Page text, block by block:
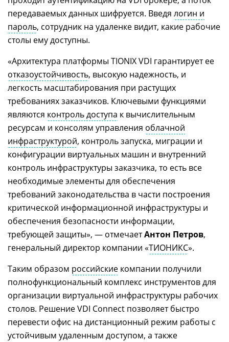
передаваемых данных шифруется. Введя логин и
пароль, сотрудник на удаленке видит, какие рабочие
столы ему доступны.
«Архитектура платформы TIONIX VDI гарантирует ее
отказоустойчивость, высокую надежность, и
легкость масштабирования при растущих
требованиях заказчиков. Ключевыми функциями
являются контроль доступа к вычислительным
ресурсам и консолям управления облачной
инфраструктурой, контроль запуска, миграции и
конфигурации виртуальных машин и внутренний
контроль инфраструктуры заказчика, то есть все
необходимые элементы для обеспечения
требований законодательства в части построения
критической информационной инфраструктуры и
обеспечения безопасности информации,
требующей защиты», — отмечаетАнтон Петров,
генеральный директор компании «ТИОНИКС».
Таким образом российские компании получили
полнофункциональный комплекс инструментов для
организации виртуальной инфраструктуры рабочих
столов. Решение VDI Connect позволяет быстро
перевести офис на дистанционный режим работы с
устойчивым удаленным доступом, а также